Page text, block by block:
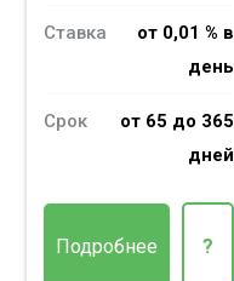
Ставка
от 0,01 % в
день
Срок
от 65 до 365
дней
Подробнее ?